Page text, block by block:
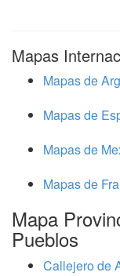
Mapas
Mapas de
Mapas de
Mapas de
Mapas de
Mapa
Pueblos
Callejero de